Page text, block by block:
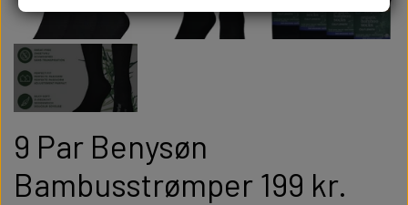
9 Par Benysøn
Bambusstrømper 199 kr.